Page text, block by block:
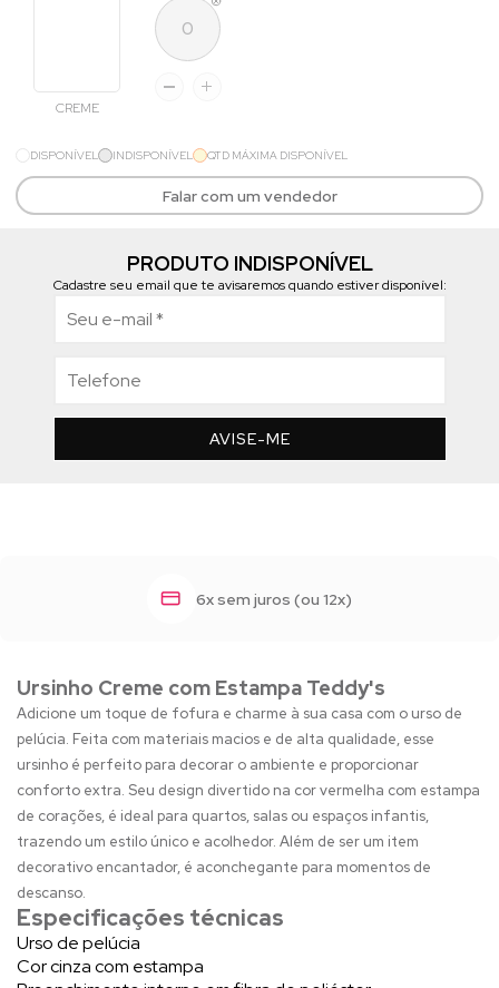
CREME
DISPONÍVEL INDISPONÍVEL QTD MÁXIMA DISPONÍVEL
Falar com um vendedor
PRODUTO INDISPONÍVEL
Cadastre seu email que te avisaremos quando estiver disponível:
AVISE-ME
6x sem juros (ou 12x)
Ursinho Creme com Estampa Teddy's
Adicione um toque de fofura e charme à sua casa com o urso de
pelúcia. Feita com materiais macios e de alta qualidade, esse
ursinho é perfeito para decorar o ambiente e proporcionar
conforto extra. Seu design divertido na cor vermelha com estampa
de corações, é ideal para quartos, salas ou espaços infantis,
trazendo um estilo único e acolhedor. Além de ser um item
decorativo encantador, é aconchegante para momentos de
descanso.
Especificações técnicas
Urso de pelúcia
Cor cinza com estampa